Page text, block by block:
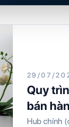
29/07/
Quy
bán
Hub chính